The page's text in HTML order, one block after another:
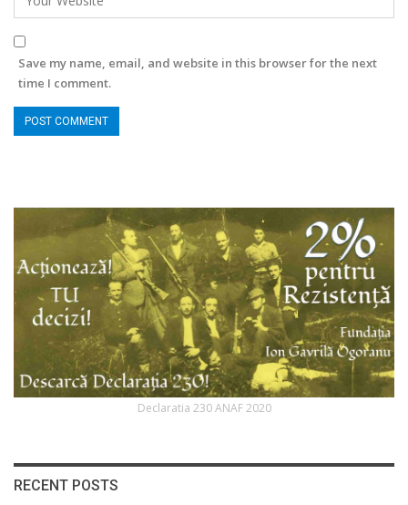
Save my name, email, and website in this browser for the next
time I comment.
Declaratia 230 ANAF 2020
RECENT POSTS